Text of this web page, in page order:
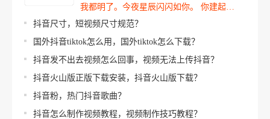
我都明了。今夜星辰闪闪如你。 你建起…
抖音尺寸，短视频尺寸规范？
国外抖音tiktok怎么用，国外tiktok怎么下载？
抖音发不出去视频怎么回事，视频无法上传抖音？
抖音火山版正版下载安装，抖音火山版下载？
抖音粉，热门抖音歌曲？
抖音怎么制作视频教程，视频制作技巧教程？